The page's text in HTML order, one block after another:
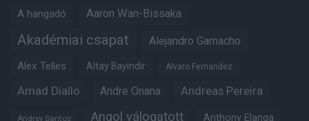
A hangadó Aaron Wan-Bissaka
Akadémiai csapat Alejandro Garnacho
Alex Telles Altay Bayindir Alvaro Fernandez
Amad Diallo Andre Onana Andreas Pereira
Andrey Santos Angol válogatott Anthony Elanga